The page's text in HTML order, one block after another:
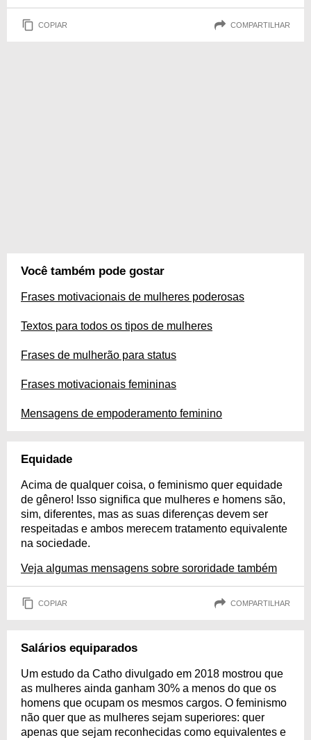
COPIAR COMPARTILHAR
Você também pode gostar
Frases motivacionais de mulheres poderosas
Textos para todos os tipos de mulheres
Frases de mulherão para status
Frases motivacionais femininas
Mensagens de empoderamento feminino
Equidade
Acima de qualquer coisa, o feminismo quer equidade
de gênero! Isso significa que mulheres e homens são,
sim, diferentes, mas as suas diferenças devem ser
respeitadas e ambos merecem tratamento equivalente
na sociedade.
Veja algumas mensagens sobre sororidade também
COPIAR COMPARTILHAR
Salários equiparados
Um estudo da Catho divulgado em 2018 mostrou que
as mulheres ainda ganham 30% a menos do que os
homens que ocupam os mesmos cargos. O feminismo
não quer que as mulheres sejam superiores: quer
apenas que sejam reconhecidas como equivalentes e